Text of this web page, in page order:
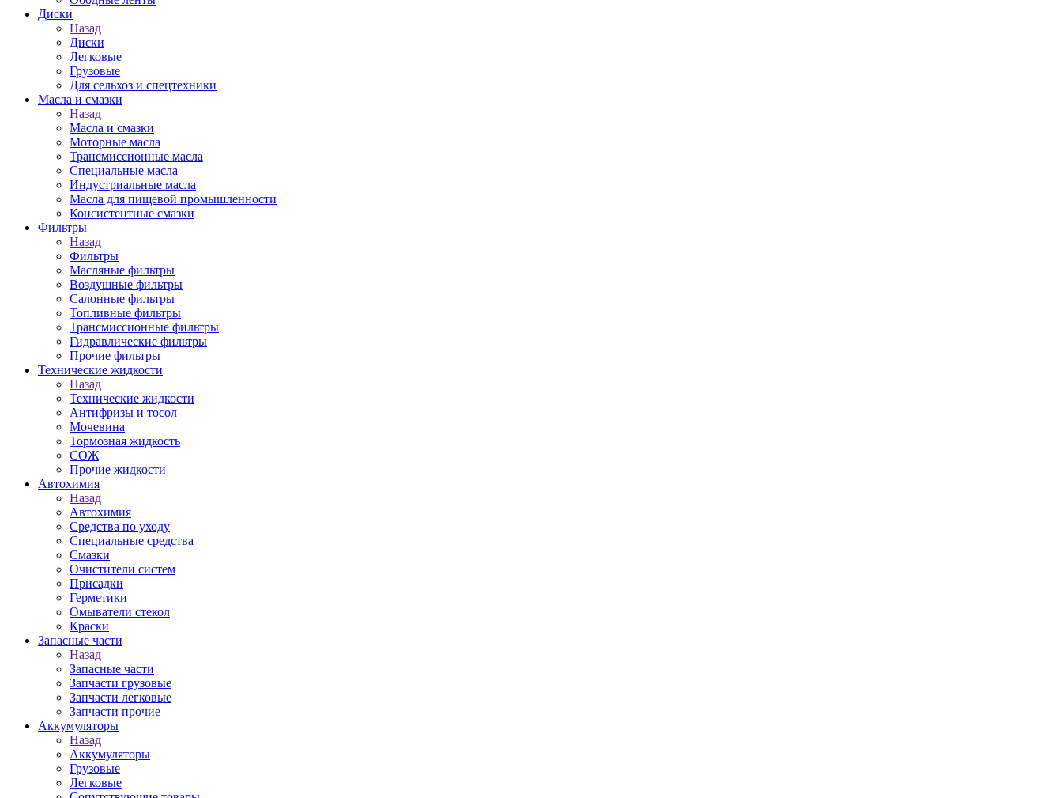
Диски
Назад
Диски
Легковые
Грузовые
Для сельхоз и спецтехники
Масла и смазки
Назад
Масла и смазки
Моторные масла
Трансмиссионные масла
Специальные масла
Индустриальные масла
Масла для пищевой промышленности
Консистентные смазки
Фильтры
Назад
Фильтры
Масляные фильтры
Воздушные фильтры
Салонные фильтры
Топливные фильтры
Трансмиссионные фильтры
Гидравлические фильтры
Прочие фильтры
Технические жидкости
Назад
Технические жидкости
Антифризы и тосол
Мочевина
Тормозная жидкость
СОЖ
Прочие жидкости
Автохимия
Назад
Автохимия
Средства по уходу
Специальные средства
Смазки
Очистители систем
Присадки
Герметики
Омыватели стекол
Краски
Запасные части
Назад
Запасные части
Запчасти грузовые
Запчасти легковые
Запчасти прочие
Аккумуляторы
Назад
Аккумуляторы
Грузовые
Легковые